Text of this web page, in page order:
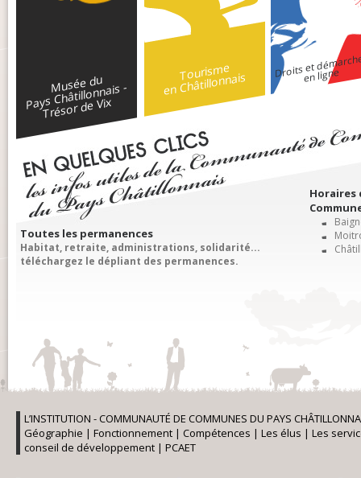
Musée du
Pays Châtillonnais -
Trésor de Vix
Tourisme
en Châtillonnais
Droits eten ligne
Toutes les permanences
Habitat, retraite, administrations, solidarité...
téléchargez le dépliant des permanences.
Horaires
L’INSTITUTION - COMMUNAUTÉ DE COMMUNES DU PAYS
Géographie | Fonctionnement | Compétences | Les élus | Les
conseil de développement | PCAET